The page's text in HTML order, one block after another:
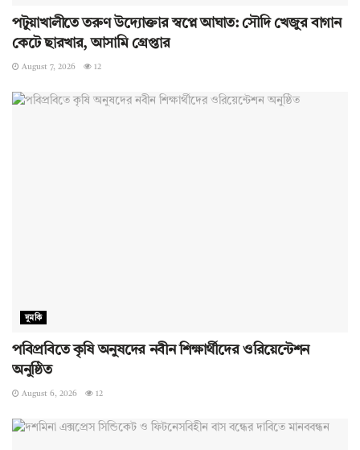
পটুয়াখালীতে তরুণ উদ্যোক্তার স্বপ্নে আঘাত: সৌদি খেজুর বাগান
কেটে ছারখার, আসামি গ্রেপ্তার
August 7, 2026 12
দুমকি
পবিপ্রবিতে কৃষি অনুষদের নবীন শিক্ষার্থীদের ওরিয়েন্টেশন
অনুষ্ঠিত
August 6, 2026 12